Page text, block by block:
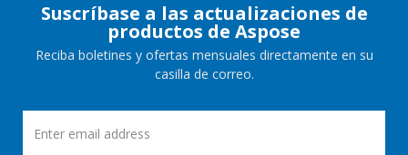
Suscríbase a las actualizaciones de
productos de Aspose
Reciba boletines y ofertas mensuales directamente en su
casilla de correo.